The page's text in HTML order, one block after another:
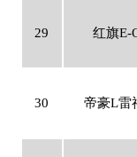
29 红旗E-
30 帝豪L雷